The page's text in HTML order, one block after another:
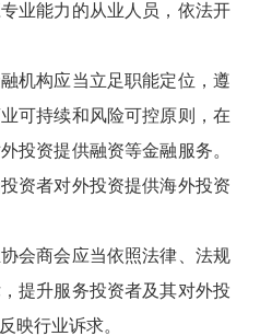
业能力的从业人员，依法开
构应当立足职能定位，遵
可持续和风险可控原则，在
投资提供融资等金融服务。
资者对外投资提供海外投资
商会应当依照法律、法规
提升服务投资者及其对外投
映行业诉求。